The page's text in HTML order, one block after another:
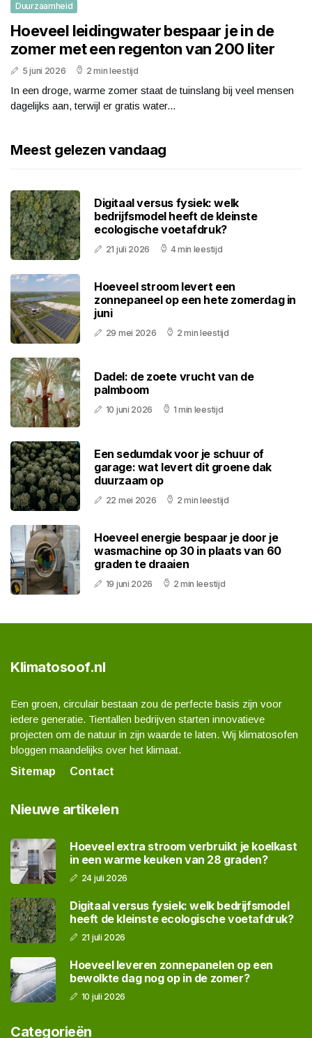
Duurzaamheid
Hoeveel leidingwater bespaar je in de
zomer met een regenton van 200 liter
5 juni 2026 2 min leestijd
In een droge, warme zomer staat de tuinslang bij veel mensen
dagelijks aan, terwijl er gratis water...
Meest gelezen vandaag
Digitaal versus fysiek: welk
bedrijfsmodel heeft de kleinste
ecologische voetafdruk?
21 juli 2026 4 min leestijd
Hoeveel stroom levert een
zonnepaneel op een hete zomerdag in
juni
29 mei 2026 2 min leestijd
Dadel: de zoete vrucht van de
palmboom
10 juni 2026 1 min leestijd
Een sedumdak voor je schuur of
garage: wat levert dit groene dak
duurzaam op
22 mei 2026 2 min leestijd
Hoeveel energie bespaar je door je
wasmachine op 30 in plaats van 60
graden te draaien
19 juni 2026 2 min leestijd
Klimatosoof.nl
Een groen, circulair bestaan zou de perfecte basis zijn voor
iedere generatie. Tientallen bedrijven starten innovatieve
projecten om de natuur in zijn waarde te laten. Wij klimatosofen
bloggen maandelijks over het klimaat.
Sitemap
Contact
Nieuwe artikelen
Hoeveel extra stroom verbruikt je koelkast
in een warme keuken van 28 graden?
24 juli 2026
Digitaal versus fysiek: welk bedrijfsmodel
heeft de kleinste ecologische voetafdruk?
21 juli 2026
Hoeveel leveren zonnepanelen op een
bewolkte dag nog op in de zomer?
10 juli 2026
Categorieën